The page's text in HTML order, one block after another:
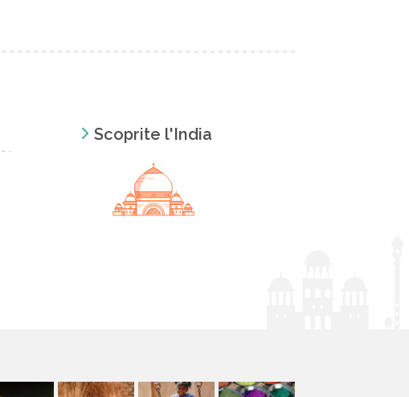
Scoprite l'India